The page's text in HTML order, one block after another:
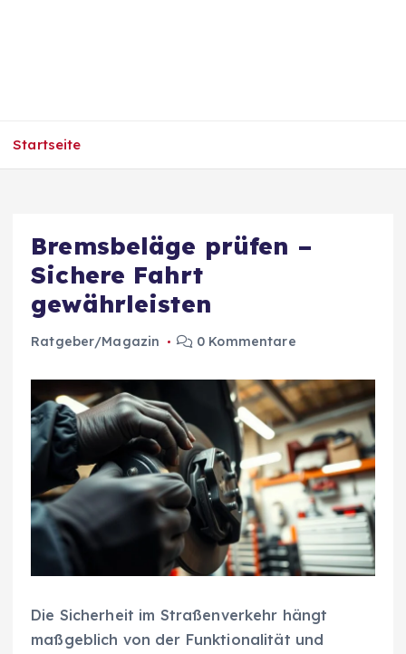
Startseite
Bremsbeläge prüfen –
Sichere Fahrt
gewährleisten
Ratgeber/Magazin 0 Kommentare
Die Sicherheit im Straßenverkehr hängt
maßgeblich von der Funktionalität und